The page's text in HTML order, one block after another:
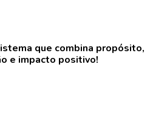
que combina propósito,
e impacto positivo!